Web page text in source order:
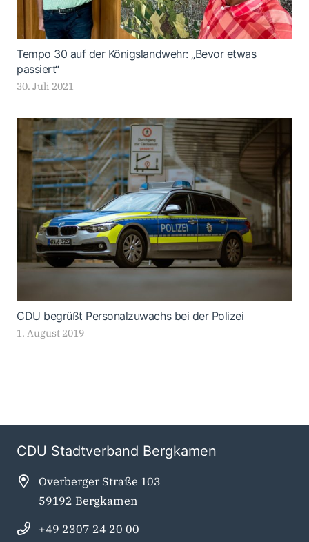
Tempo 30 auf der Königslandwehr: „Bevor etwas
passiert“
30. Juli 2021
CDU begrüßt Personalzuwachs bei der Polizei
1. August 2019
CDU Stadtverband Bergkamen
Overberger Straße 103
59192 Bergkamen
+49 2307 24 20 00